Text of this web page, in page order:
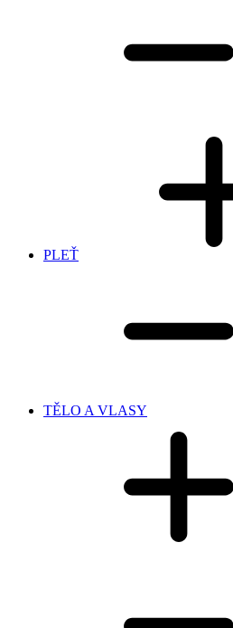
PLEŤ
TĚLO A VLASY